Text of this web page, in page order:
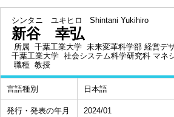
シンタニ ユキヒロ Shintani Yukihiro
新谷 幸弘
所属 千葉工業大学 未来変革科学部 経営デ
千葉工業大学 社会システム科学研究科 マネ
職種 教授
言語種別 日本語
発行・発表の年月 2024/01